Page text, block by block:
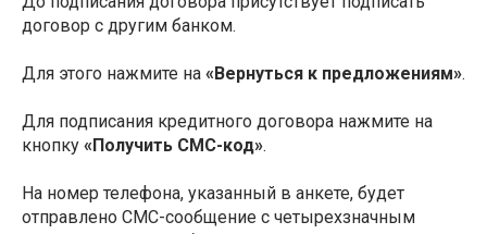
договор с другим банком.
Для этого нажмите на «Вернуться к предложениям».
Для подписания кредитного договора нажмите на
кнопку «Получить СМС-код».
На номер телефона, указанный в анкете, будет
отправлено СМС-сообщение с четырехзначным